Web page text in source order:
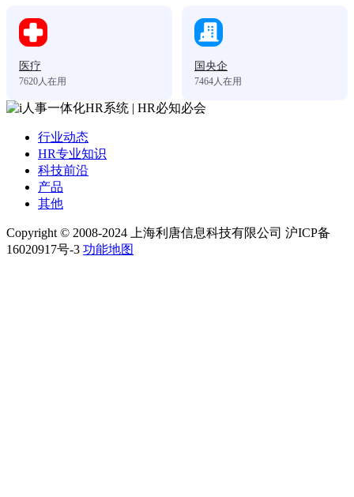
医疗
7620人在用
国央企
7464人在用
行业动态
HR专业知识
科技前沿
产品
其他
Copyright © 2008-2024 上海利唐信息科技有限公司 沪ICP备
16020917号-3 功能地图